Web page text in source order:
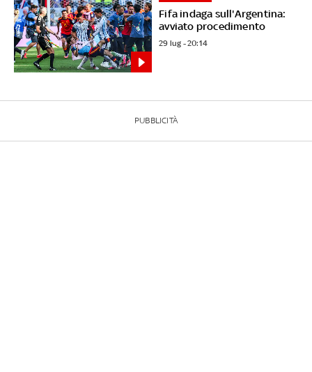
Fifa indaga sull'Argentina:
avviato procedimento
29 lug - 20:14
PUBBLICITÀ